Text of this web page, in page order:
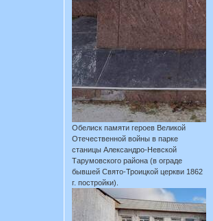
Обелиск памяти героев Великой
Отечественной войны в парке
станицы Александро-Невской
Тарумовского района (в ограде
бывшей Свято-Троицкой церкви 1862
г. постройки).